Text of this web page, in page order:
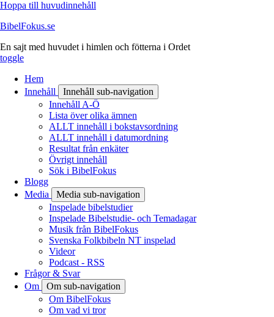
Hoppa till huvudinnehåll
BibelFokus.se
En sajt med huvudet i himlen och fötterna i Ordet
toggle
Hem
Innehåll
Innehåll sub-navigation
Innehåll A-Ö
Lista över olika ämnen
ALLT innehåll i bokstavsordning
ALLT innehåll i datumordning
Resultat från enkäter
Övrigt innehåll
Sök i BibelFokus
Blogg
Media
Media sub-navigation
Inspelade bibelstudier
Inspelade Bibelstudie- och Temadagar
Musik från BibelFokus
Svenska Folkbibeln NT inspelad
Videor
Podcast - RSS
Frågor & Svar
Om
Om sub-navigation
Om BibelFokus
Om vad vi tror